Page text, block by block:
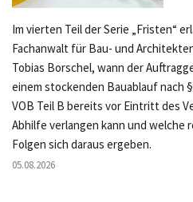
Im vierten Teil der Serie „Fristen“
Fachanwalt für Bau- und
Tobias Borschel, wann der
einem stockenden Bauablauf nach §
VOB Teil B bereits vor Eintritt des
Abhilfe verlangen kann und welche
Folgen sich daraus ergeben.
05.08.2026